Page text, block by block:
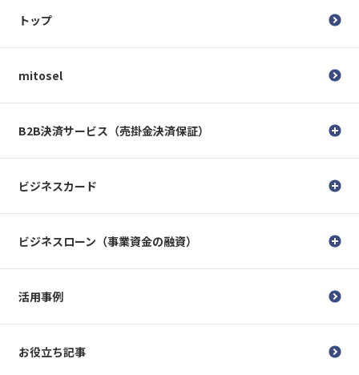
トップ
mitosel
B2B決済サービス（売掛金決済保証）
ビジネスカード
ビジネスローン（事業資金の融資）
活用事例
お役立ち記事